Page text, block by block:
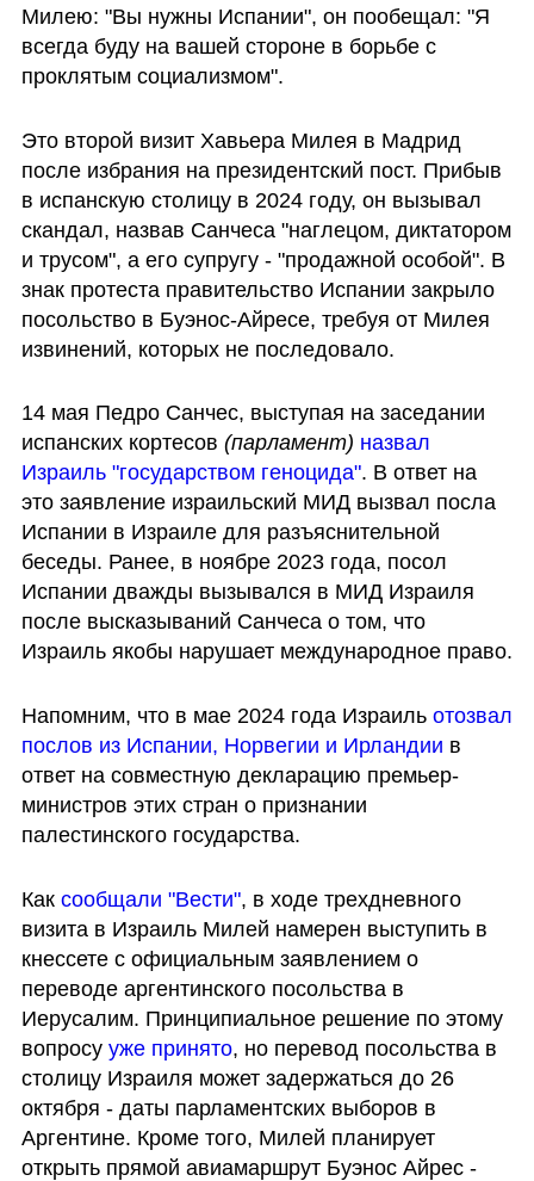
Милею: "Вы нужны Испании", он пообещал: "Я
всегда буду на вашей стороне в борьбе с
проклятым социализмом".
Это второй визит Хавьера Милея в Мадрид
после избрания на президентский пост. Прибыв
в испанскую столицу в 2024 году, он вызывал
скандал, назвав Санчеса "наглецом, диктатором
и трусом", а его супругу - "продажной особой". В
знак протеста правительство Испании закрыло
посольство в Буэнос-Айресе, требуя от Милея
извинений, которых не последовало.
14 мая Педро Санчес, выступая на заседании
испанских кортесов (парламент) назвал
Израиль "государством геноцида". В ответ на
это заявление израильский МИД вызвал посла
Испании в Израиле для разъяснительной
беседы. Ранее, в ноябре 2023 года, посол
Испании дважды вызывался в МИД Израиля
после высказываний Санчеса о том, что
Израиль якобы нарушает международное право.
Напомним, что в мае 2024 года Израиль отозвал
послов из Испании, Норвегии и Ирландии в
ответ на совместную декларацию премьер-
министров этих стран о признании
палестинского государства.
Как сообщали "Вести", в ходе трехдневного
визита в Израиль Милей намерен выступить в
кнессете с официальным заявлением о
переводе аргентинского посольства в
Иерусалим. Принципиальное решение по этому
вопросу уже принято, но перевод посольства в
столицу Израиля может задержаться до 26
октября - даты парламентских выборов в
Аргентине. Кроме того, Милей планирует
открыть прямой авиамаршрут Буэнос Айрес -